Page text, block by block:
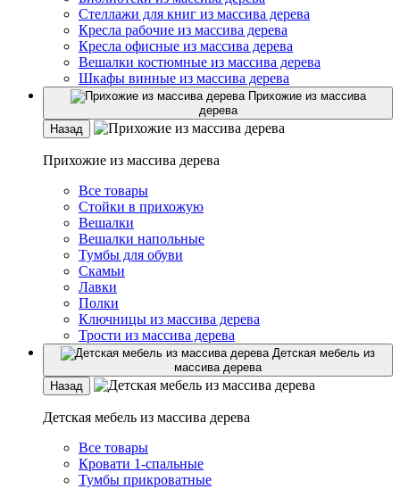
Стеллажи для книг из массива дерева
Кресла рабочие из массива дерева
Кресла офисные из массива дерева
Вешалки костюмные из массива дерева
Шкафы винные из массива дерева
Прихожие из массива
дерева
Назад
Прихожие из массива дерева
Все товары
Стойки в прихожую
Вешалки
Вешалки напольные
Тумбы для обуви
Скамьи
Лавки
Полки
Ключницы из массива дерева
Трости из массива дерева
Детская мебель из
массива дерева
Назад
Детская мебель из массива дерева
Все товары
Кровати 1-спальные
Тумбы прикроватные